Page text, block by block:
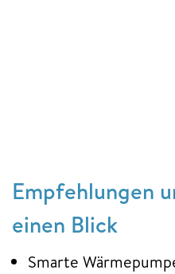
Empfehlungen
einen Blick
Smarte